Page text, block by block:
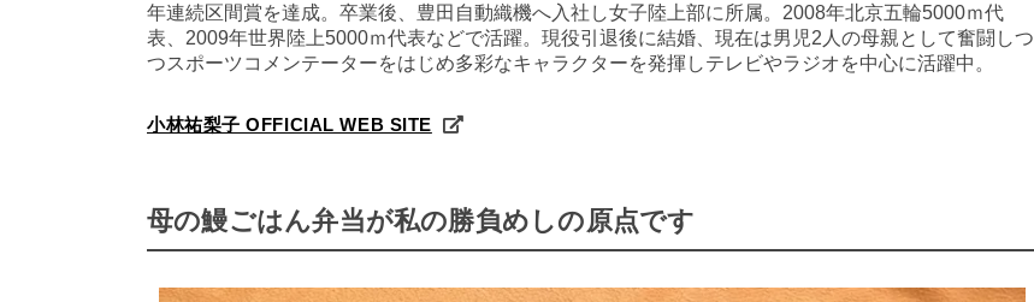
年連続区間賞を達成。卒業後、豊田自動織機へ入社し女子陸上部に所属。2008年北京五輪5000ｍ代
表、2009年世界陸上5000ｍ代表などで活躍。現役引退後に結婚、現在は男児2人の母親として奮闘しつ
つスポーツコメンテーターをはじめ多彩なキャラクターを発揮しテレビやラジオを中心に活躍中。
小林祐梨子 OFFICIAL WEB SITE
母の鰻ごはん弁当が私の勝負めしの原点です